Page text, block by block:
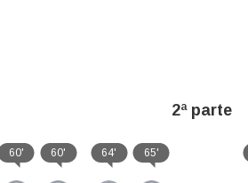
2ª parte
60' 60' 64' 65'